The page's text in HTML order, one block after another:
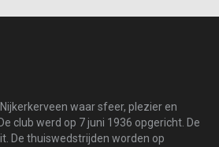
waar sfeer, plezier en
club werd op 7 juni 1936 opgericht. De
De thuiswedstrijden worden op